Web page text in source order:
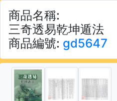
商品名稱:
三奇透易乾坤遁法
商品編號: gd5647